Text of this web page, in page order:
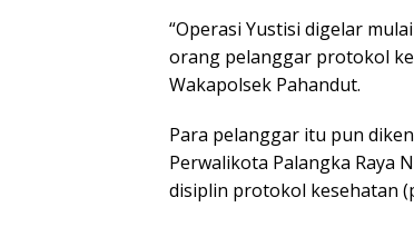
“Operasi Yustisi digelar
orang pelanggar protokol
Wakapolsek Pahandut.
Para pelanggar itu pun
Perwalikota Palangka Raya
disiplin protokol kesehatan